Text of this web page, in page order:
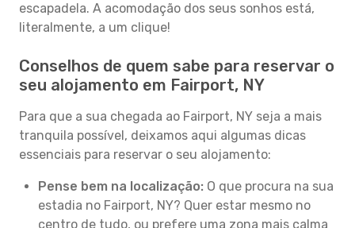
escapadela. A acomodação dos seus sonhos está,
literalmente, a um clique!
Conselhos de quem sabe para reservar o
seu alojamento em Fairport, NY
Para que a sua chegada ao Fairport, NY seja a mais
tranquila possível, deixamos aqui algumas dicas
essenciais para reservar o seu alojamento:
Pense bem na localização: O que procura na sua
estadia no Fairport, NY? Quer estar mesmo no
centro de tudo, ou prefere uma zona mais calma